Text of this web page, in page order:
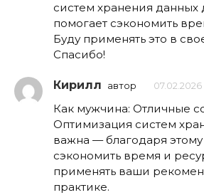
систем хранения данных
помогает сэкономить
Буду применять это в
Спасибо!
Кирилл автор
Как мужчина: Отличные
Оптимизация систем
важна — благодаря
сэкономить время и
применять ваши
практике.